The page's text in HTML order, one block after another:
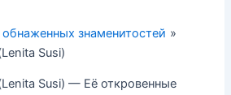
знаменитостей
Susi)
Susi) — Её откровенные